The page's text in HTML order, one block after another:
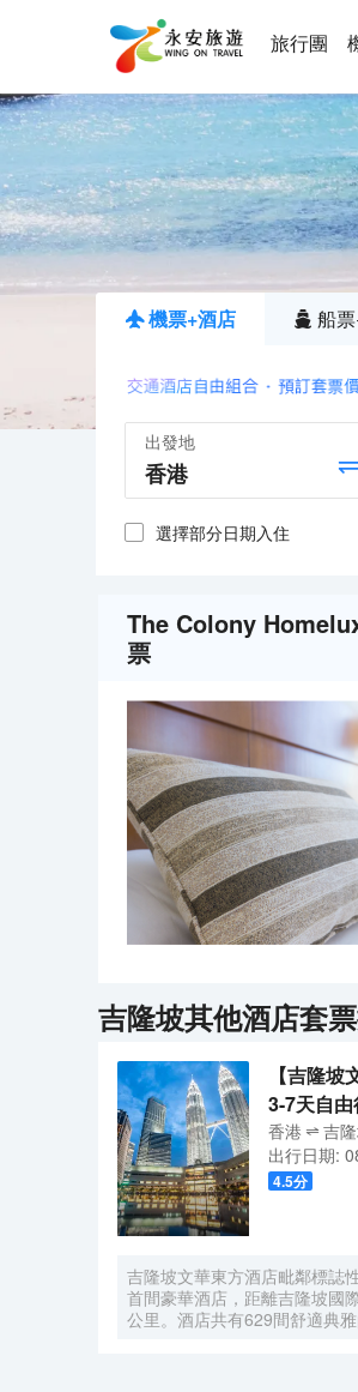
旅行團
機票+酒店 船
出發地
選擇部分日期入住
The Colony
票
吉隆坡其他酒店套
【吉隆
3-7天自
香港 吉
出行日期:
4.5分
吉隆坡文華東方酒店毗鄰標誌
首間豪華酒店，距離吉隆坡國
公里。酒店共有629間舒適典